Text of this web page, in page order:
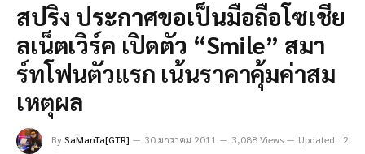
สปริง ประกาศขอเป็นมือถือโซเชีย
ลเน็ตเวิร์ค เปิดตัว “Smile” สมา
ร์ทโฟนตัวแรก เน้นราคาคุ้มค่าสม
เหตุผล
BySaManTa[GTR] 30 มกราคม 2011 3,088 Views Updated: 2